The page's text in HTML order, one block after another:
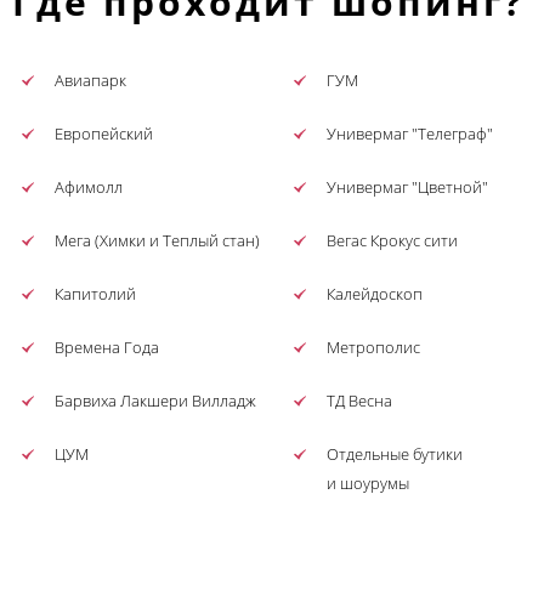
Авиапарк
Европейский
Афимолл
Мега (Химки и Теплый стан)
Капитолий
Времена Года
Барвиха Лакшери Вилладж
ЦУМ
ГУМ
Универмаг "Телеграф"
Универмаг "Цветной"
Вегас Крокус сити
Калейдоскоп
Метрополис
ТД Весна
Отдельные бутики
и шоурумы